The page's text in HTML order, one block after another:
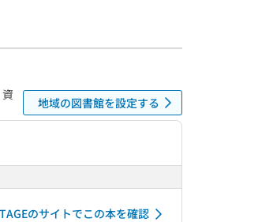
地域の図書館を設定する
のサイトでこの本を確認